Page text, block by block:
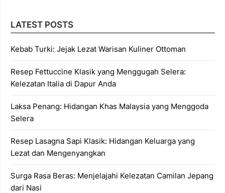
LATEST POSTS
Kebab Turki: Jejak Lezat Warisan Kuliner Ottoman
Resep Fettuccine Klasik yang Menggugah Selera:
Kelezatan Italia di Dapur Anda
Laksa Penang: Hidangan Khas Malaysia yang Menggoda
Selera
Resep Lasagna Sapi Klasik: Hidangan Keluarga yang
Lezat dan Mengenyangkan
Surga Rasa Beras: Menjelajahi Kelezatan Camilan Jepang
dari Nasi